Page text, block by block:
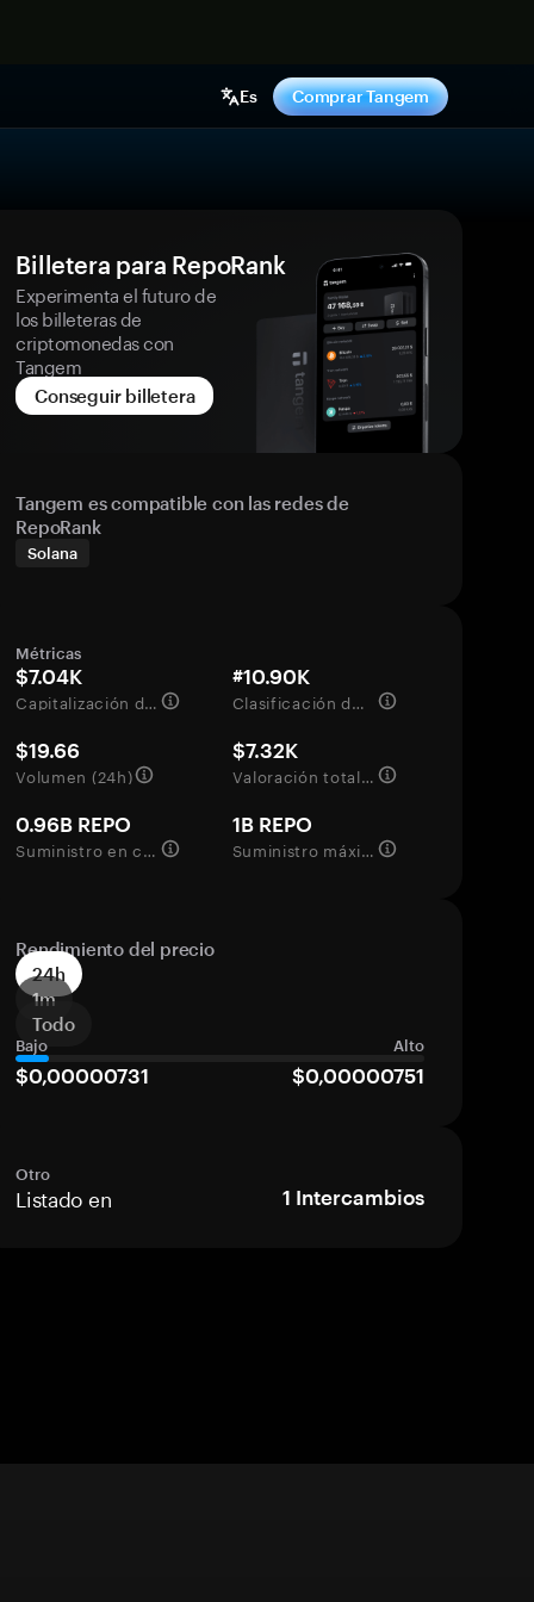
Es Comprar Tangem
Billetera para RepoRank
Experimenta el futuro de
los billeteras de
criptomonedas con
Tangem
Conseguir billetera
Tangem es compatible con las redes de
RepoRank
Solana
Métricas
$7.04K
Capitalización de mercado
#10.90K
Clasificación del mercado
$19.66
Volumen (24h)
$7.32K
Valoración totalmente diluida
0.96B REPO
Suministro en circulación
1B REPO
Suministro máximo
Rendimiento del precio
24h
1m
Todo
Bajo Alto
$0,00000731 $0,00000751
Otro
Listado en 1 Intercambios